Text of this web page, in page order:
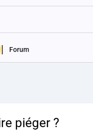
Forum
piéger ?